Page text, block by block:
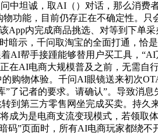
中坦诚，取AI（）对话，那么消费
功能，目前仍存正在不确定性。
内完成商品挑选、对等到下单
示，千问取淘宝的全面打通，恰
AI帮手接踵能够替用户买工具，
在AI电商大规模普及之前，无需自
购物体验。千问AI眼镜送来初次
了记者的要求。请确认”。导致消
到第三方零售网坐完成买卖。持久
成为是电商支流变现模式，若领取
”页面时，所有AI电商玩家都绕不